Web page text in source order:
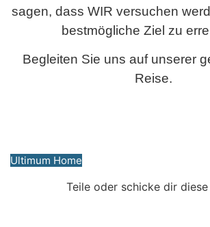
sagen, dass WIR versuchen
bestmögliche Ziel zu
Begleiten Sie uns auf unserer
Reise.
Ultimum Home
Teile oder schicke dir diese